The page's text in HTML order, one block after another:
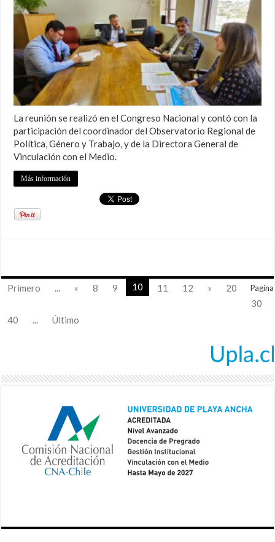
La reunión se realizó en el Congreso Nacional y contó con la
participación del coordinador del Observatorio Regional de
Política, Género y Trabajo, y de la Directora General de
Vinculación con el Medio.
Más información
Pagina
Primero ... « 8 9 10 11 12 »
20
30
40
... Último